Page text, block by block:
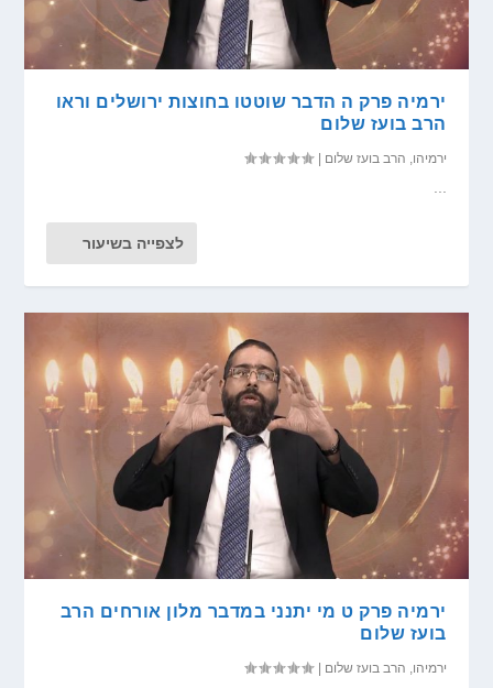
ירמיה פרק ה הדבר שוטטו בחוצות ירושלים וראו
הרב בועז שלום
ירמיהו, הרב בועז שלום |
לצפייה בשיעור
ירמיה פרק ט מי יתנני במדבר מלון אורחים הרב
בועז שלום
ירמיהו, הרב בועז שלום |